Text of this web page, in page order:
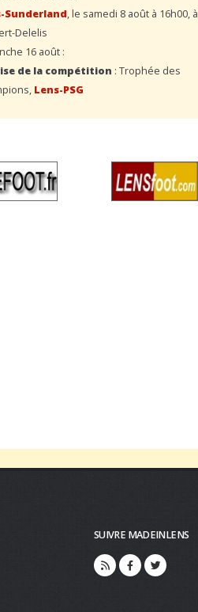
Sunderland, le samedi 8 août à 16h00, à
Delelis
16 août :
de la compétition : Trophée des
Lens-PSG
SUIVRE MADEINLENS